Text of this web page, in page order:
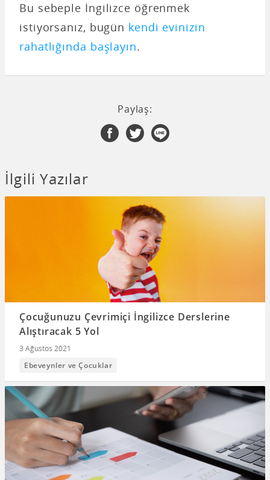
Bu sebeple İngilizce öğrenmek
istiyorsanız, bugün kendi evinizin
rahatlığında başlayın.
Paylaş:
İlgili Yazılar
Çocuğunuzu Çevrimiçi İngilizce Derslerine
Alıştıracak 5 Yol
3 Ağustos 2021
Ebeveynler ve Çocuklar